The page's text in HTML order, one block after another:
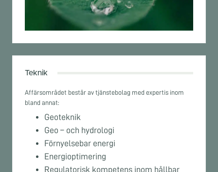
Teknik
Affärsområdet består av tjänstebolag med expertis inom
bland annat:
Geoteknik
Geo – och hydrologi
Förnyelsebar energi
Energioptimering
Regulatorisk kompetens inom hållbar